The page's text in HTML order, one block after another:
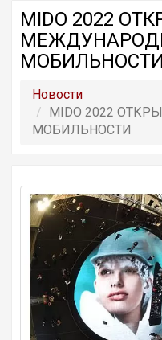
MIDO 2022
МОБИЛЬНОСТИ
Новости
MIDO 2022
МОБИЛЬНОСТИ